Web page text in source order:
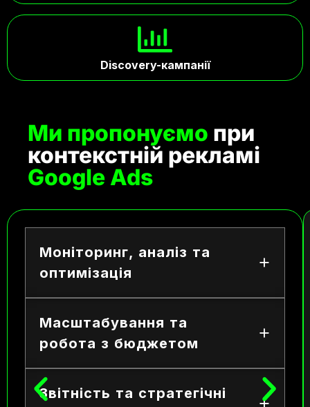
Discovery-кампанії
Ми пропонуємо при
контекстній рекламі
Google Ads
Моніторинг, аналіз та
оптимізація
Масштабування та
робота з бюджетом
Звітність та стратегічні